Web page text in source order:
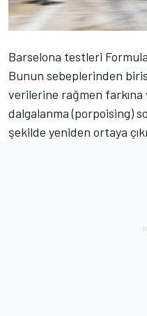
Barselona testleri
Bunun sebeplerinden
verilerine rağmen farkına
dalgalanma (porpoising)
şekilde yeniden ortaya